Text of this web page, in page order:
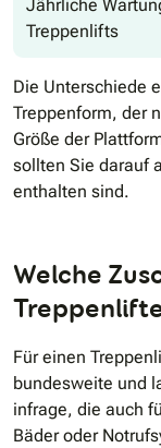
Jährliche
Treppenlifts
Die Unterschiede
Treppenform, der
Größe der
sollten Sie darauf
enthalten sind.
Welche
Für einen
bundesweite und
infrage, die auch
Bäder oder